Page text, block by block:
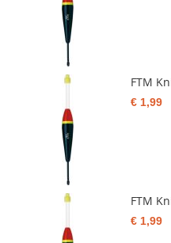
FTM
€ 1,99
FTM
€ 1,99